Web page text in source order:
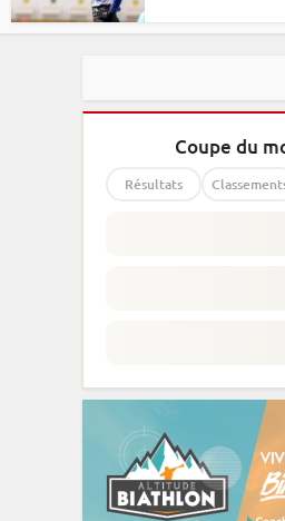
Coupe du
Résultats